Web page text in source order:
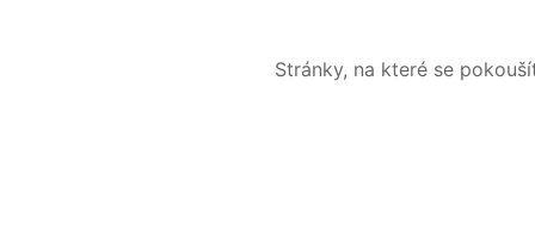
Stránky, na které se